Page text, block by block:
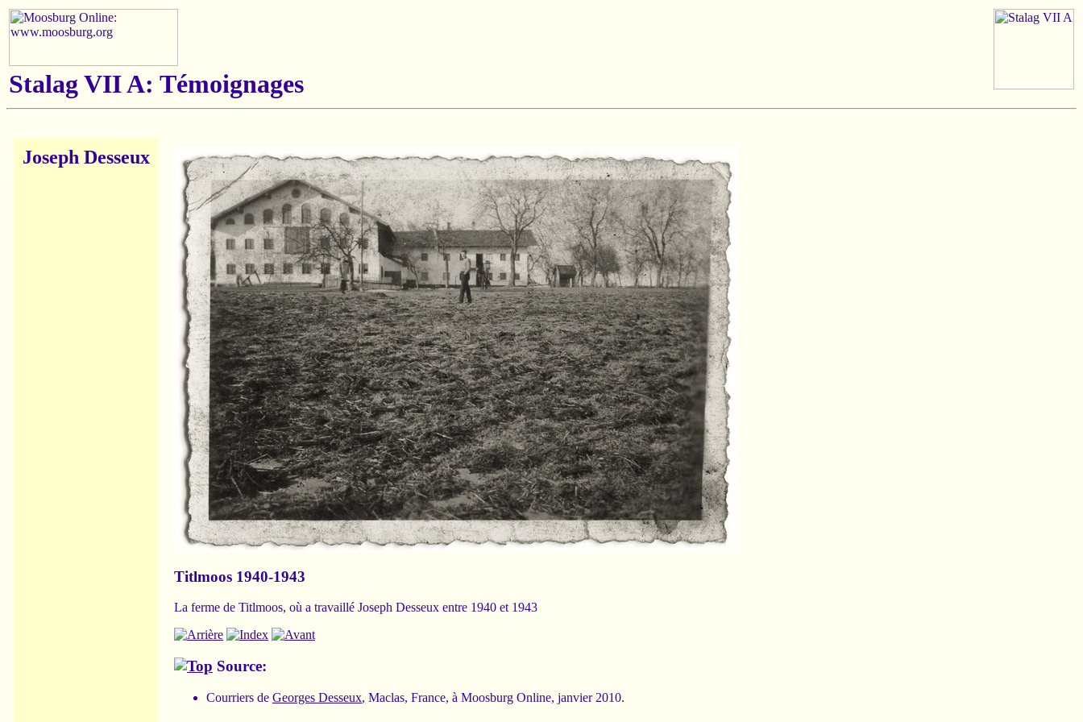
Stalag VII A: Témoignages
Joseph Desseux
Titlmoos 1940-1943
La ferme de Titlmoos, où a travaillé Joseph Desseux entre 1940 et 1943
Source:
Courriers de Georges Desseux, Maclas, France, à Moosburg Online, janvier 2010.